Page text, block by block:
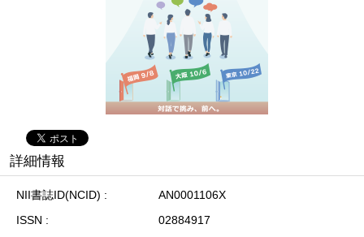
詳細情報
NII書誌ID(NCID)
AN0001106X
ISSN
02884917